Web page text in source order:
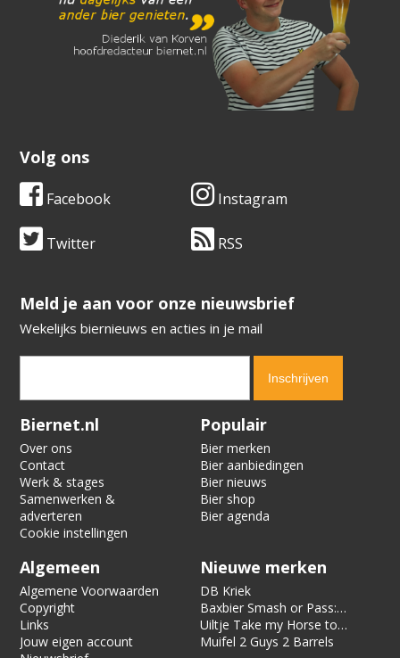
Volg ons
Facebook Instagram
Twitter RSS
​​​​​​​Meld je aan voor onze nieuwsbrief
Wekelijks biernieuws en acties in je mail
Verification code:
Biernet.nl
Over ons
Contact
Werk & stages
Samenwerken &
adverteren
Cookie instellingen
Populair
Bier merken
Bier aanbiedingen
Bier nieuws
Bier shop
Bier agenda
Algemeen
Algemene Voorwaarden
Copyright
Links
Jouw eigen account
Nieuwe merken
DB Kriek
Baxbier Smash or Pass:
Strata
Uiltje Take my Horse to
the Hotel Room
Muifel 2 Guys 2 Barrels